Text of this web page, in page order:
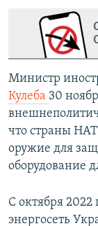
Министр
Кулеба 30
что страны
оружие для
оборудование
С октября 2022
энергосеть